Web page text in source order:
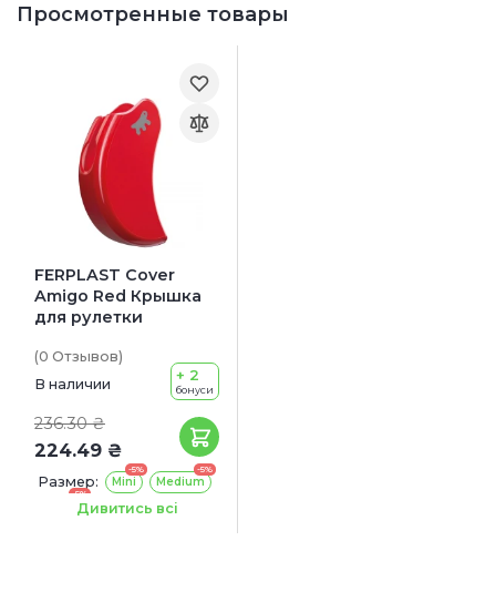
Просмотренные товары
FERPLAST Cover
Amigo Red Крышка
для рулетки
(0 Отзывов)
В наличии
236.30 ₴
224.49 ₴
+ 2
бонуси
Размер:
-5%
Mini
-5%
Medium
-5%
Дивитись всі